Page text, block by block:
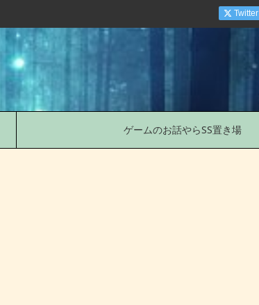
ゲームのお話やらSS置き場
Twitter